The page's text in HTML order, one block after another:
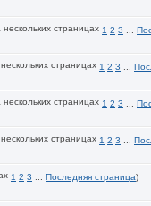
1 2 3
1 2 3
1 2 3
1 2 3
1 2 3 Последняя страница)